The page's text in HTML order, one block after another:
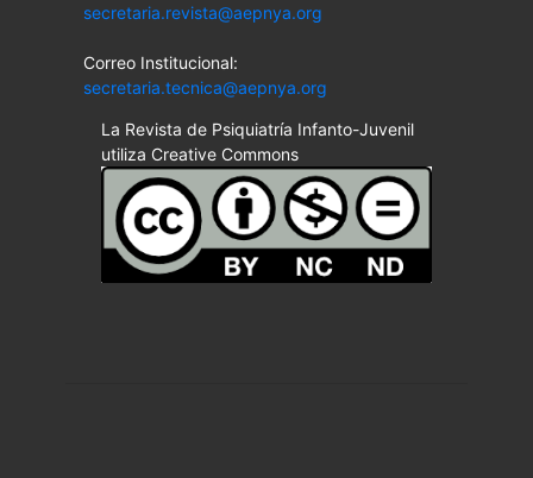
secretaria.revista@aepnya.org
Correo Institucional:
secretaria.tecnica@aepnya.org
La Revista de Psiquiatría Infanto-Juvenil
utiliza Creative Commons